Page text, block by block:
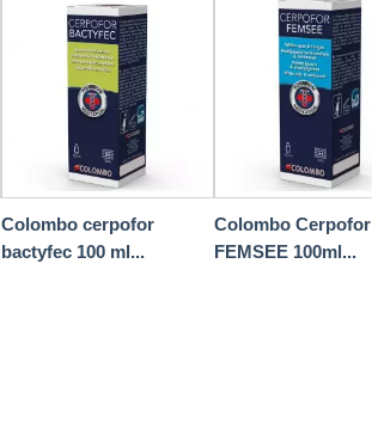
Colombo cerpofor
bactyfec 100 ml...
Colombo Cerpofor
FEMSEE 100ml...